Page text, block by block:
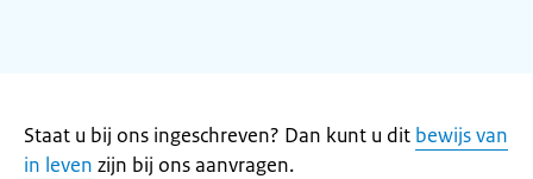
Staat u bij ons ingeschreven? Dan kunt u dit bewijs van
in leven zijn bij ons aanvragen.